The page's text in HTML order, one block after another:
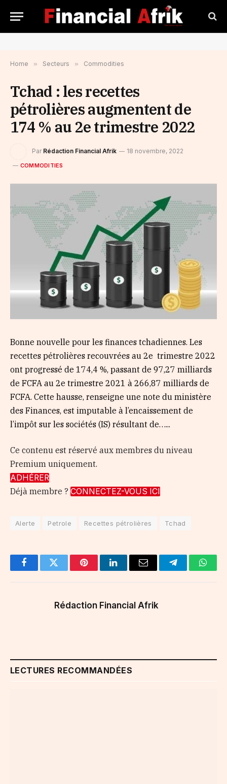
Home » Secteurs » Commodities
Tchad : les recettes
pétrolières augmentent de
174 % au 2e trimestre 2022
Par Rédaction Financial Afrik 18 novembre, 2022
COMMODITIES
Bonne nouvelle pour les finances tchadiennes. Les
recettes pétrolières recouvrées au 2e trimestre 2022
ont progressé de 174,4 %, passant de 97,27 milliards
de FCFA au 2e trimestre 2021 à 266,87 milliards de
FCFA. Cette hausse, renseigne une note du ministère
des Finances, est imputable à l’encaissement de
l’impôt sur les sociétés (IS) résultant de…...
Ce contenu est réservé aux membres du niveau
Premium uniquement.
ADHÉRER
Déjà membre ? CONNECTEZ-VOUS ICI
Alerte Petrole Recettes pétrolières Tchad
FacebookTwitter PinterestLinkedInEmail Telegram
Rédaction Financial Afrik
LECTURES RECOMMANDÉES